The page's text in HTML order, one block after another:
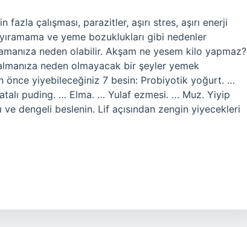
çalışması, parazitler, aşırı stres, aşırı enerji
ve yeme bozuklukları gibi nedenler
neden olabilir. Akşam ne yesem kilo yapmaz?
neden olmayacak bir şeyler yemek
önce yiyebileceğiniz 7 besin: Probiyotik yoğurt. …
puding. … Elma. … Yulaf ezmesi. … Muz. Yiyip
ve dengeli beslenin. Lif açısından zengin yiyecekleri